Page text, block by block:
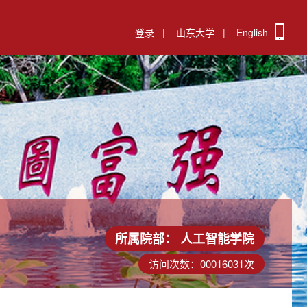
登录 | 山东大学 | English
所属院部： 人工智能学院
访问次数： 00016031次